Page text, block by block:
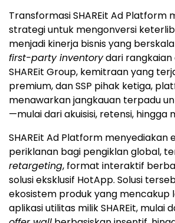
Transformasi SHAREit Ad Platform
strategi untuk mengonversi
menjadi kinerja bisnis yang
first-party inventorydari rangkaian
SHAREit Group, kemitraan yang
premium, dan SSP pihak ketiga,
menawarkan jangkauan terpadu
—mulai dari akuisisi, retensi, hingga
SHAREit Ad Platform menyediakan
periklanan bagi pengiklan global,
retargeting, format interaktif
solusi eksklusif HotApp. Solusi
ekosistem produk yang mencakup
aplikasi utilitas milik SHAREit, mulai